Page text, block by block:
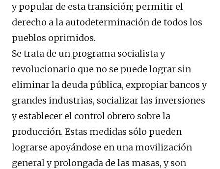
y popular de esta transición; permitir el
derecho a la autodeterminación de todos los
pueblos oprimidos.
Se trata de un programa socialista y
revolucionario que no se puede lograr sin
eliminar la deuda pública, expropiar bancos y
grandes industrias, socializar las inversiones
y establecer el control obrero sobre la
producción. Estas medidas sólo pueden
lograrse apoyándose en una movilización
general y prolongada de las masas, y son